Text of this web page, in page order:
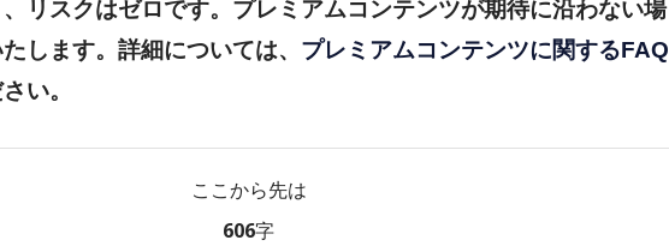
リスクはゼロです。プレミアムコンテンツが期待に沿わない場
します。詳細については、 プレミアムコンテンツに関するFAQ
い。
ここから先は
606字